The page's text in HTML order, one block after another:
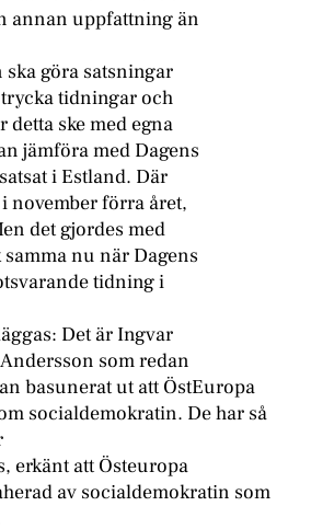
annan uppfattning än
ska göra satsningar
tidningar och
detta ske med egna
jämföra med Dagens
i Estland. Där
november förra året,
det gjordes med
samma nu när Dagens
tidning i
Det är Ingvar
som redan
basunerat ut att ÖstEuropa
socialdemokratin. De har så
erkänt att Östeuropa
av socialdemokratin som